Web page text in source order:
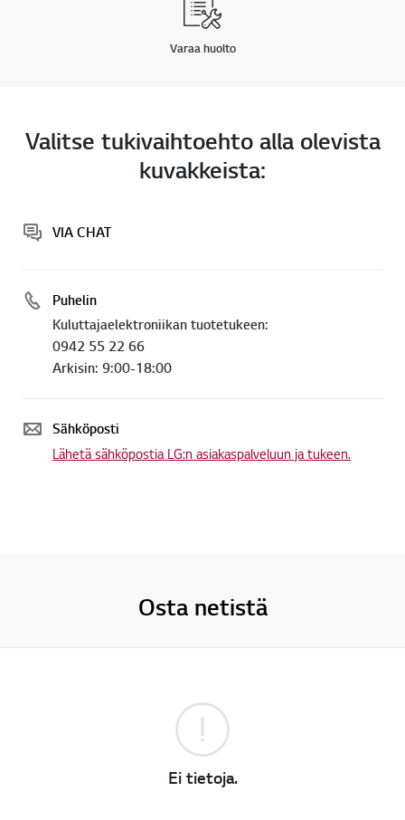
Varaa huolto
Valitse tukivaihtoehto alla olevista
kuvakkeista:
VIA CHAT
Puhelin
Kuluttajaelektroniikan tuotetukeen:
0942 55 22 66
Arkisin: 9:00-18:00
Sähköposti
Lähetä sähköpostia LG:n asiakaspalveluun ja tukeen.
Osta netistä
Ei tietoja.